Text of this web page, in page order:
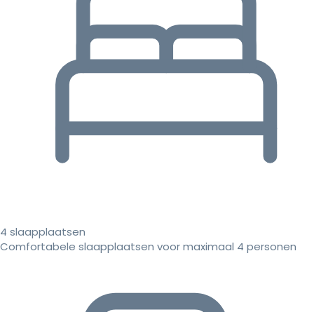
4 slaapplaatsen
Comfortabele slaapplaatsen voor maximaal 4 personen